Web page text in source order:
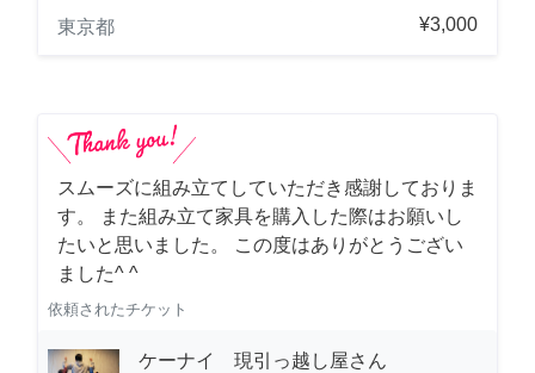
東京都
¥3,000
スムーズに組み立てしていただき感謝しておりま
す。 また組み立て家具を購入した際はお願いし
たいと思いました。 この度はありがとうござい
ました^ ^
依頼されたチケット
ケーナイ 現引っ越し屋さん